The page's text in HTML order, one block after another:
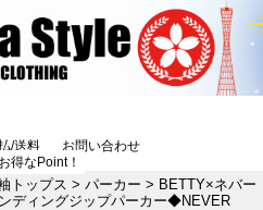
/送料
お問い合わせ
お得なPoint！
トップス > パーカー > BETTY×ネバー
ディングジップパーカー◆NEVER